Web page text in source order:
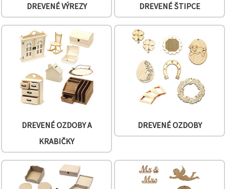
kliknutím
na "Prijať
uviesť svoje
preferencie
Nastaveniach
výberom
daného
cookie a
kliknutím
Prijať
všetko
DREVENÉ VÝREZY DREVENÉ ŠTIPCE
DREVENÉ OZDOBY A
KRABIČKY
DREVENÉ OZDOBY